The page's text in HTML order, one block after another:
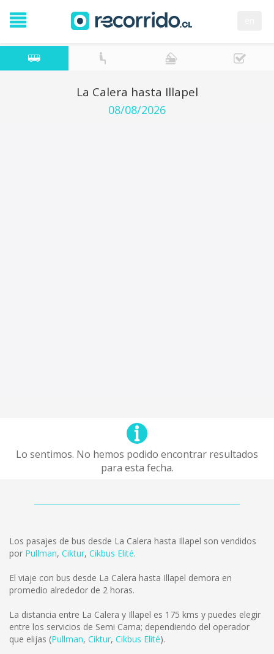
La Calera hasta Illapel
08/08/2026
Lo sentimos. No hemos podido encontrar resultados
para esta fecha.
Los pasajes de bus desde La Calera hasta Illapel son vendidos
por Pullman, Ciktur, Cikbus Elité.
El viaje con bus desde La Calera hasta Illapel demora en
promedio alrededor de 2 horas.
La distancia entre La Calera y Illapel es 175 kms y puedes elegir
entre los servicios de Semi Cama; dependiendo del operador
que elijas (Pullman, Ciktur, Cikbus Elité).